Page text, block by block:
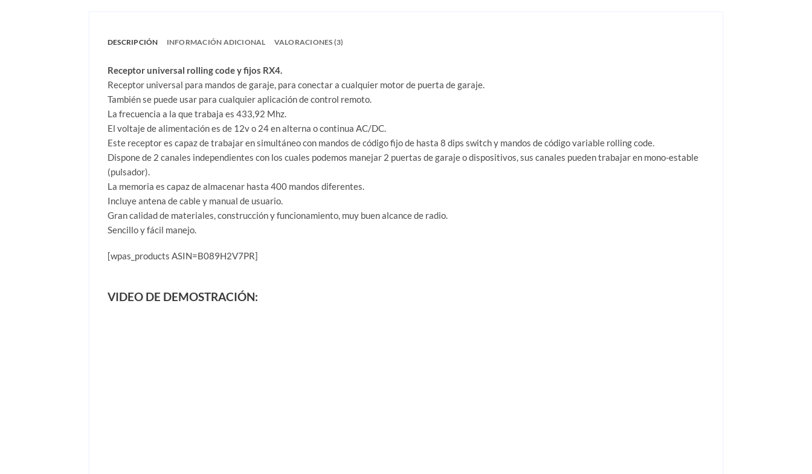
DESCRIPCIÓN INFORMACIÓN ADICIONAL VALORACIONES (3)
Receptor universal rolling code y fijos RX4.
Receptor universal para mandos de garaje, para conectar a cualquier motor de puerta de garaje.
También se puede usar para cualquier aplicación de control remoto.
La frecuencia a la que trabaja es 433,92 Mhz.
El voltaje de alimentación es de 12v o 24 en alterna o continua AC/DC.
Este receptor es capaz de trabajar en simultáneo con mandos de código fijo de hasta 8 dips switch y mandos de código variable rolling code.
Dispone de 2 canales independientes con los cuales podemos manejar 2 puertas de garaje o dispositivos, sus canales pueden trabajar en mono-estable
(pulsador).
La memoria es capaz de almacenar hasta 400 mandos diferentes.
Incluye antena de cable y manual de usuario.
Gran calidad de materiales, construcción y funcionamiento, muy buen alcance de radio.
Sencillo y fácil manejo.
[wpas_products ASIN=B089H2V7PR]
VIDEO DE DEMOSTRACIÓN: